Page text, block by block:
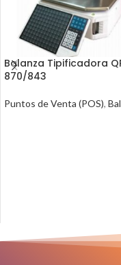
Balanza Tipificadora
870/843
Puntos de Venta (POS),